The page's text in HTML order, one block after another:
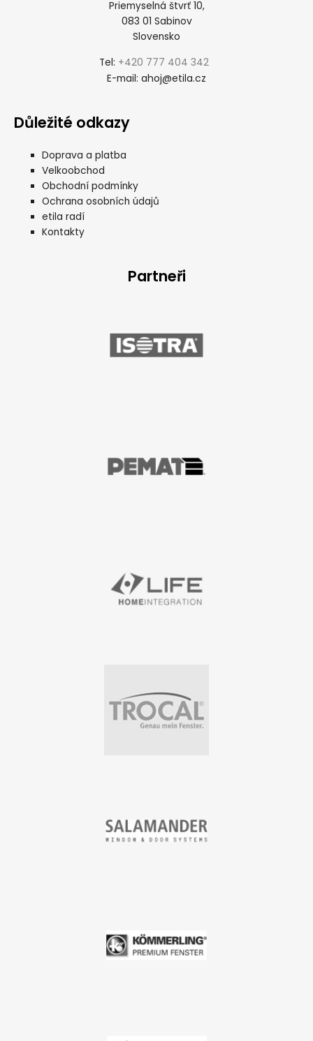
Priemyselná štvrť 10,
083 01 Sabinov
Slovensko
Tel: +420 777 404 342
E-mail: ahoj@etila.cz
Důležité odkazy
Doprava a platba
Velkoobchod
Obchodní podmínky
Ochrana osobních údajů
etila radí
Kontakty
Partneři